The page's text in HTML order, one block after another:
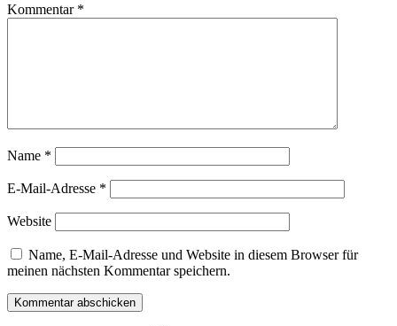
Kommentar *
Name *
E-Mail-Adresse *
Website
Name, E-Mail-Adresse und Website in diesem Browser für
meinen nächsten Kommentar speichern.